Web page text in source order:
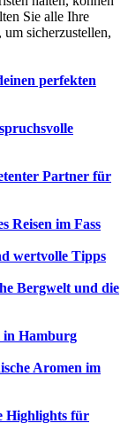
Sie alle Ihre
sicherzustellen,
perfekten
Partner für
Reisen im Fass
wertvolle Tipps
Bergwelt und die
in Hamburg
Aromen im
Highlights für